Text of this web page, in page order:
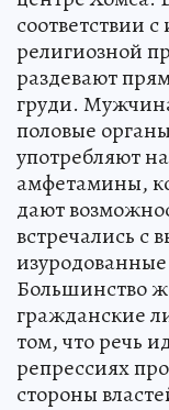
соответствии
религиозной
раздевают
груди.
половые
употребляют
амфетамины,
дают
встречались
Большинство
гражданские
том, что речь
репрессиях
стороны